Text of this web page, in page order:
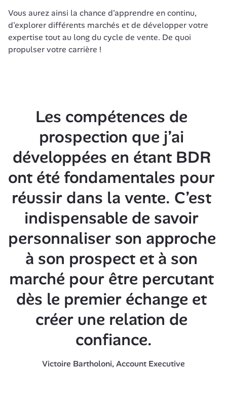
Vous aurez ainsi la chance d'apprendre en continu,
d'explorer différents marchés et de développer votre
expertise tout au long du cycle de vente. De quoi
propulser votre carrière !
Les compétences de
prospection que j’ai
développées en étant BDR
ont été fondamentales pour
réussir dans la vente. C’est
indispensable de savoir
personnaliser son approche
à son prospect et à son
marché pour être percutant
dès le premier échange et
créer une relation de
confiance.
Victoire Bartholoni, Account Executive